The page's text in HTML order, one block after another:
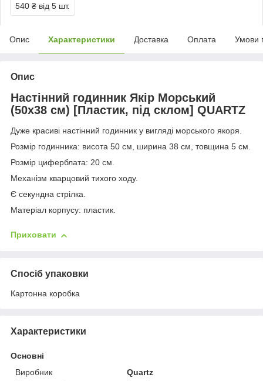
540 ₴ від 5 шт.
Опис Характеристики Доставка Оплата Умови
Опис
Настінний годинник Якір Морський
(50х38 см) [Пластик, під склом] QUARTZ
Дуже красиві настінний годинник у вигляді морського якоря.
Розмір годинника: висота 50 см, ширина 38 см, товщина 5 см.
Розмір циферблата: 20 см.
Механізм кварцовий тихого ходу.
Є секундна стрілка.
Матеріал корпусу: пластик.
Приховати
Спосіб упаковки
Картонна коробка
Характеристики
Основні
Виробник
Quartz